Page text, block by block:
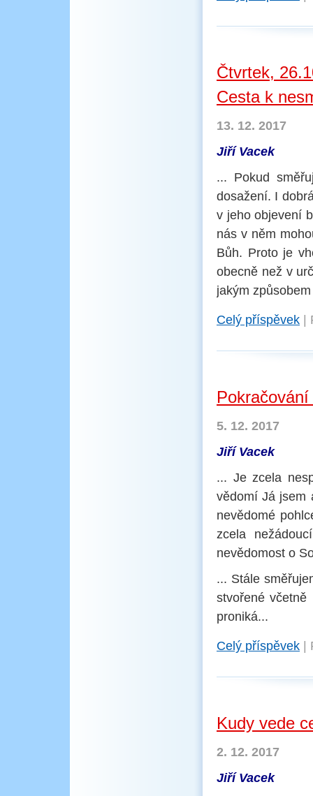
Čtvrtek,
Cesta k
13. 12. 2017
Jiří Vacek
... Pokud
dosažení. I
v jeho objevení
nás v něm
Bůh. Proto je
obecně než v
jakým
Celý příspěvek
5. 12. 2017
Jiří Vacek
... Je zcela
vědomí Já jsem
nevědomé
zcela
nevědomost o
... Stále
stvořené
proniká...
Celý příspěvek
Kudy vede
2. 12. 2017
Jiří Vacek